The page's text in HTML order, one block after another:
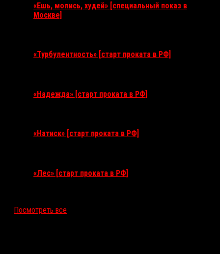
«Ешь, молись, худей» [специальный показ в
Москве]
«Турбулентность» [старт проката в РФ]
«Надежда» [старт проката в РФ]
«Натиск» [старт проката в РФ]
«Лес» [старт проката в РФ]
Посмотреть все